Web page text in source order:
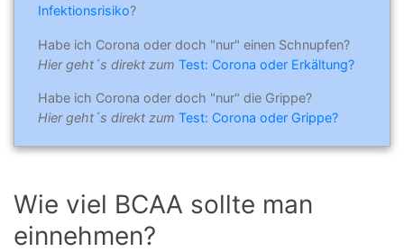
Infektionsrisiko?
Habe ich Corona oder doch "nur" einen Schnupfen?
Hier geht´s direkt zum Test: Corona oder Erkältung?
Habe ich Corona oder doch "nur" die Grippe?
Hier geht´s direkt zum Test: Corona oder Grippe?
Wie viel BCAA sollte man
einnehmen?